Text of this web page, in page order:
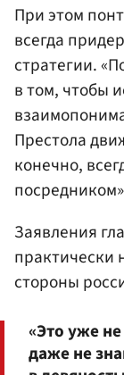
При этом
всегда
стратегии.
в том, чтобы
Престола
конечно,
Заявления
практически
стороны
«Это уже
даже не